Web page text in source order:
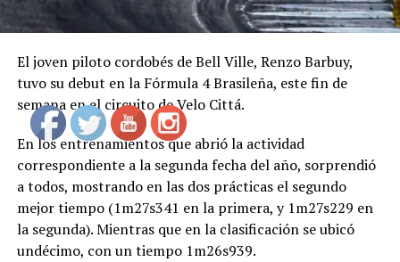
El joven piloto cordobés de Bell Ville, Renzo Barbuy,
tuvo su debut en la Fórmula 4 Brasileña, este fin de
semana en el circuito de Velo Cittá.
En los entrenamientos que abrió la actividad
correspondiente a la segunda fecha del año, sorprendió
a todos, mostrando en las dos prácticas el segundo
mejor tiempo (1m27s341 en la primera, y 1m27s229 en
la segunda). Mientras que en la clasificación se ubicó
undécimo, con un tiempo 1m26s939.